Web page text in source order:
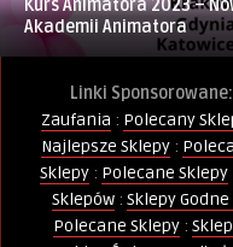
Kurs Animatora 2023 –
Akademii Animatora
Linki Sponsorowane:
Zaufania : Polecany
Najlepsze Sklepy :
Sklepy: Polecane Sklepy
Sklepów: Sklepy
Polecane Sklepy :